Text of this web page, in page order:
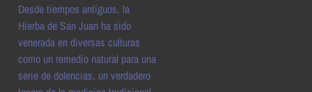
Desde tiempos antiguos, la
Hierba de San Juan ha sido
venerada en diversas culturas
como un remedio natural para una
serie de dolencias, un verdadero